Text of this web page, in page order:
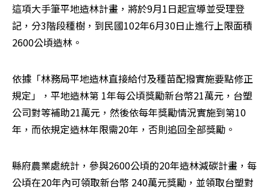
這項大手筆平地造林計畫，將於9月1日起宣導並受理登
記，分3階段種樹，到民國102年6月30日止進行上限面積
2600公頃造林。
依據「林務局平地造林直接給付及種苗配撥實施要點修正
規定」，平地造林第 1年每公頃獎勵新台幣21萬元，台塑
公司對等補助21萬元，然後依每年獎勵情況實施到第10
年，而依規定造林年限需20年，否則追回全部獎勵。
縣府農業處統計，參與2600公頃的20年造林減碳計畫，每
公頃在20年內可領取新台幣 240萬元獎勵，並領取台塑對